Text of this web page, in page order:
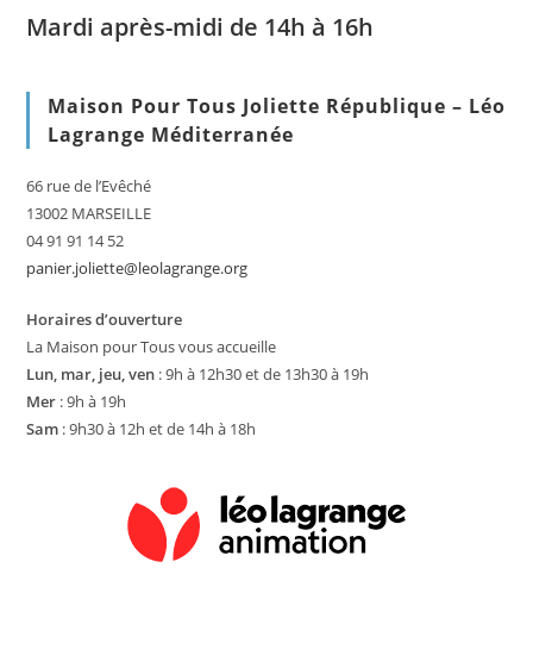
Mardi après-midi de 14h à 16h
Maison Pour Tous Joliette République – Léo
Lagrange Méditerranée
66 rue de l’Evêché
13002 MARSEILLE
04 91 91 14 52
panier.joliette@leolagrange.org
Horaires d’ouverture
La Maison pour Tous vous accueille
Lun, mar, jeu, ven : 9h à 12h30 et de 13h30 à 19h
Mer : 9h à 19h
Sam : 9h30 à 12h et de 14h à 18h